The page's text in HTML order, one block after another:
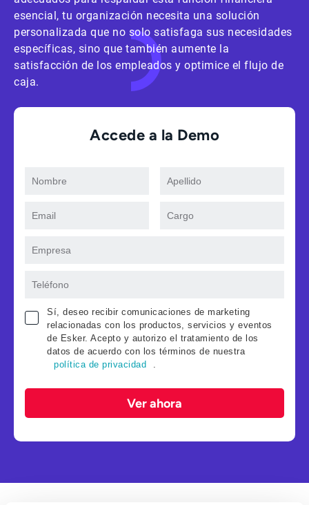
esencial, tu organización necesita una solución
personalizada que no solo satisfaga sus necesidades
específicas, sino que también aumente la
satisfacción de los empleados y optimice el flujo de
caja.
Accede a la Demo
Sí, deseo recibir comunicaciones de marketing
relacionadas con los productos, servicios y eventos
de Esker. Acepto y autorizo el tratamiento de los
datos de acuerdo con los términos de nuestra
política de privacidad
.
Ver ahora